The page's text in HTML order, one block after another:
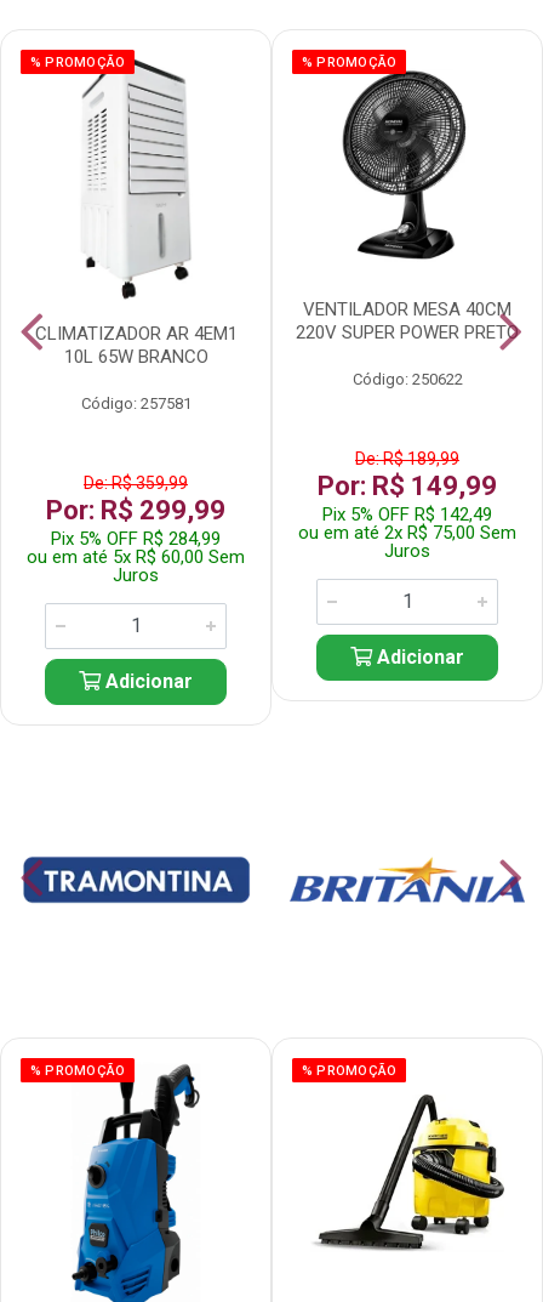
% PROMOÇÃO
CLIMATIZADOR AR 4EM1
10L 65W BRANCO
Código: 257581
De: R$ 359,99
Por: R$ 299,99
Pix 5% OFF R$ 284,99
ou em até 5x R$ 60,00 Sem
Juros
Adicionar
% PROMOÇÃO
VENTILADOR MESA 40CM
220V SUPER POWER PRETO
Código: 250622
De: R$ 189,99
Por: R$ 149,99
Pix 5% OFF R$ 142,49
ou em até 2x R$ 75,00 Sem
Juros
Adicionar
% PROMOÇÃO % PROMOÇÃO